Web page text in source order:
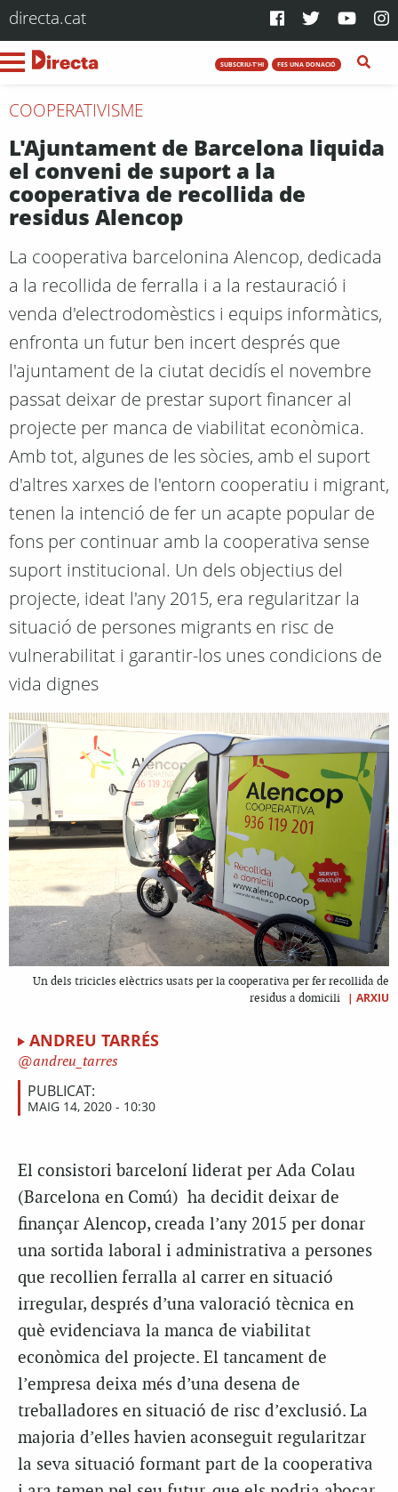
directa.cat
SUBSCRIU-T'HI FES UNA DONACIÓ
COOPERATIVISME
L'Ajuntament de Barcelona liquida
el conveni de suport a la
cooperativa de recollida de
residus Alencop
La cooperativa barcelonina Alencop, dedicada
a la recollida de ferralla i a la restauració i
venda d'electrodomèstics i equips informàtics,
enfronta un futur ben incert després que
l'ajuntament de la ciutat decidís el novembre
passat deixar de prestar suport financer al
projecte per manca de viabilitat econòmica.
Amb tot, algunes de les sòcies, amb el suport
d'altres xarxes de l'entorn cooperatiu i migrant,
tenen la intenció de fer un acapte popular de
fons per continuar amb la cooperativa sense
suport institucional. Un dels objectius del
projecte, ideat l'any 2015, era regularitzar la
situació de persones migrants en risc de
vulnerabilitat i garantir-los unes condicions de
vida dignes
Un dels tricicles elèctrics usats per la cooperativa per fer recollida de
residus a domicili
| ARXIU
ANDREU TARRÉS
andreu_tarres
PUBLICAT:
MAIG 14, 2020 - 10:30
El consistori barceloní liderat per Ada Colau
(Barcelona en Comú) ha decidit deixar de
finançar Alencop, creada l’any 2015 per donar
una sortida laboral i administrativa a persones
que recollien ferralla al carrer en situació
irregular, després d’una valoració tècnica en
què evidenciava la manca de viabilitat
econòmica del projecte. El tancament de
l’empresa deixa més d’una desena de
treballadores en situació de risc d’exclusió. La
majoria d’elles havien aconseguit regularitzar
la seva situació formant part de la cooperativa